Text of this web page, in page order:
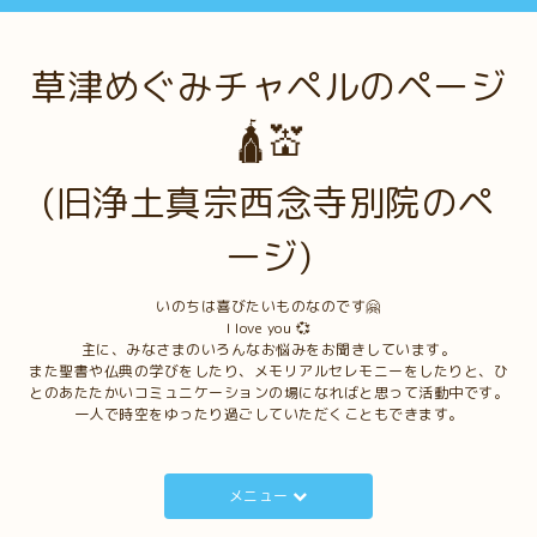
草津めぐみチャペルのページ
🛕💒
(旧浄土真宗西念寺別院のペ
ージ)
いのちは喜びたいものなのです🤗
I love you 💞
主に、みなさまのいろんなお悩みをお聞きしています。
また聖書や仏典の学びをしたり、メモリアルセレモニーをしたりと、ひ
とのあたたかいコミュニケーションの場になればと思って活動中です。
一人で時空をゆったり過ごしていただくこともできます。
メニュー